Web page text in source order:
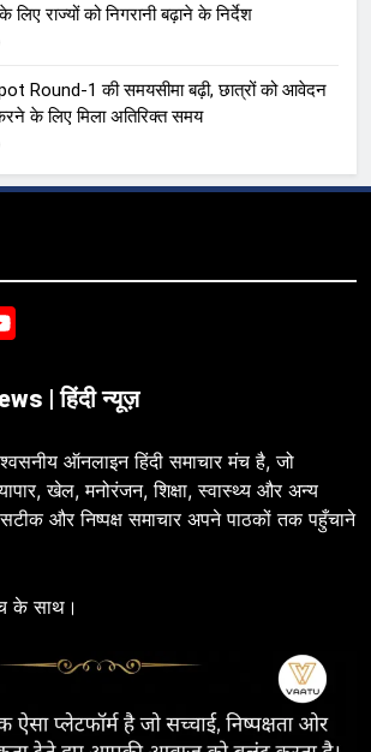
राज्यों को निगरानी बढ़ाने के निर्देश
Round-1 की समयसीमा बढ़ी, छात्रों को आवेदन
के लिए मिला अतिरिक्त समय
| हिंदी न्यूज़
ऑनलाइन हिंदी समाचार मंच है, जो
खेल, मनोरंजन, शिक्षा, स्वास्थ्य और अन्य
और निष्पक्ष समाचार अपने पाठकों तक पहुँचाने
के साथ।